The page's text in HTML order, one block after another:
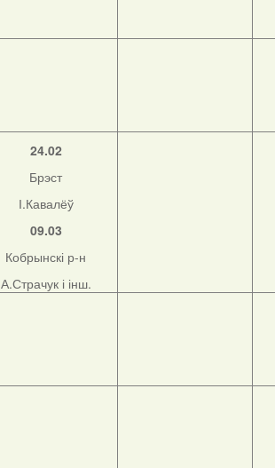
24.02
Брэст
І.Кавалёў
09.03
Кобрынскі р-н
А.Страчук і інш.